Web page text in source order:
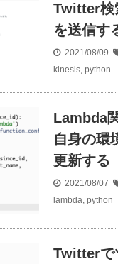
Twitter検
を送信す
2021/08/09
kinesis, python
Lambda
自身の環
更新する
2021/08/07
lambda, python
Twitterで